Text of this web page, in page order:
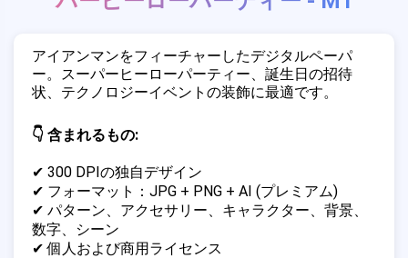
アイアンマンをフィーチャーしたデジタルペーパ
ー。スーパーヒーローパーティー、誕生日の招待
状、テクノロジーイベントの装飾に最適です。
👇 含まれるもの:
✔ 300 DPIの独自デザイン
✔ フォーマット：JPG + PNG + AI (プレミアム)
✔ パターン、アクセサリー、キャラクター、背景、
数字、シーン
✔ 個人および商用ライセンス